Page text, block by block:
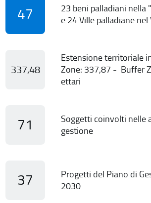
47
23 beni palladiani nella
e 24 Ville palladiane nel
337,48
Estensione territoriale
Zone: 337,87 - Buffer
ettari
71
Soggetti coinvolti nelle
gestione
37
Progetti del Piano di
2030